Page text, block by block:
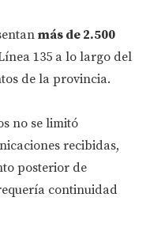
más de 2.500
135 a lo largo del
de la provincia.
no se limitó
recibidas,
posterior de
continuidad